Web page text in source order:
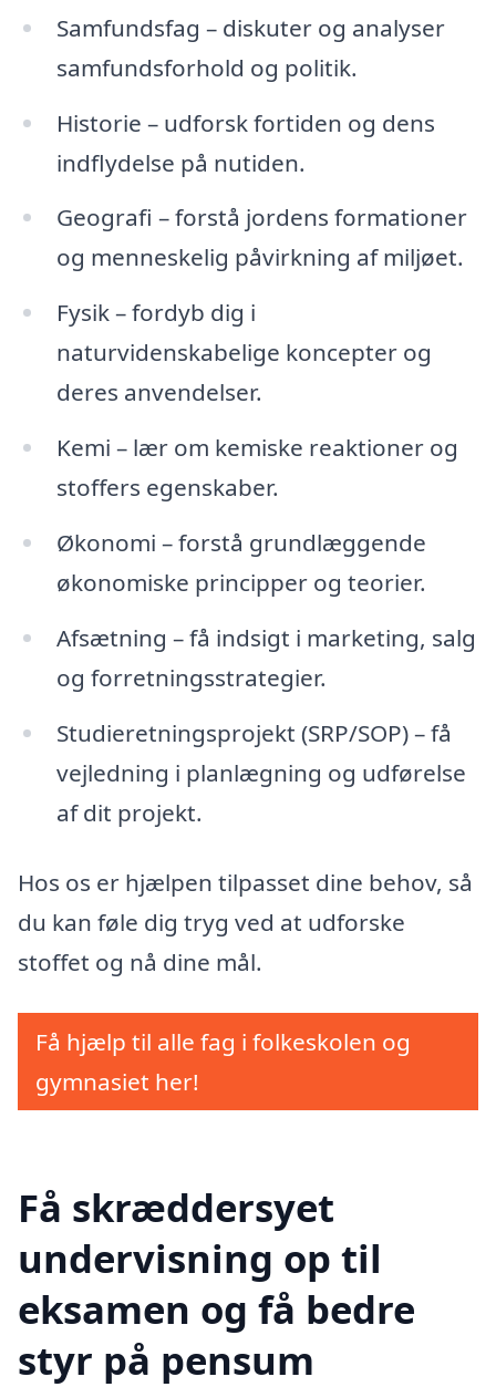
Samfundsfag – diskuter og analyser
samfundsforhold og politik.
Historie – udforsk fortiden og dens
indflydelse på nutiden.
Geografi – forstå jordens formationer
og menneskelig påvirkning af miljøet.
Fysik – fordyb dig i
naturvidenskabelige koncepter og
deres anvendelser.
Kemi – lær om kemiske reaktioner og
stoffers egenskaber.
Økonomi – forstå grundlæggende
økonomiske principper og teorier.
Afsætning – få indsigt i marketing, salg
og forretningsstrategier.
Studieretningsprojekt (SRP/SOP) – få
vejledning i planlægning og udførelse
af dit projekt.
Hos os er hjælpen tilpasset dine behov, så
du kan føle dig tryg ved at udforske
stoffet og nå dine mål.
Få hjælp til alle fag i folkeskolen og
gymnasiet her!
Få skræddersyet
undervisning op til
eksamen og få bedre
styr på pensum